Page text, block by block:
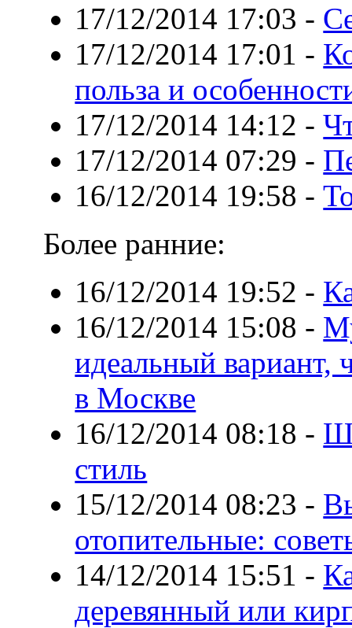
17/12/2014 17:03 -
17/12/2014 17:01 -
польза и
17/12/2014 14:12 -
17/12/2014 07:29 -
16/12/2014 19:58 -
Более ранние:
16/12/2014 19:52 -
16/12/2014 15:08 -
идеальный вариант,
в Москве
16/12/2014 08:18 -
стиль
15/12/2014 08:23 -
отопительные:
14/12/2014 15:51 -
деревянный или